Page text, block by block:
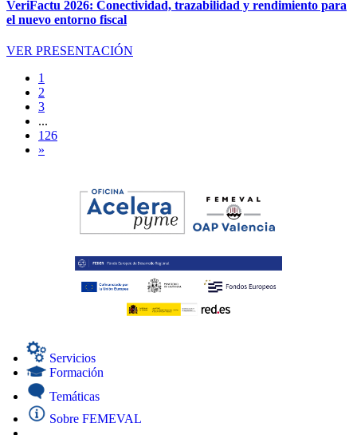
VeriFactu 2026: Conectividad, trazabilidad y rendimiento para
el nuevo entorno fiscal
VER PRESENTACIÓN
1
2
3
...
126
»
Servicios
Formación
Temáticas
Sobre FEMEVAL